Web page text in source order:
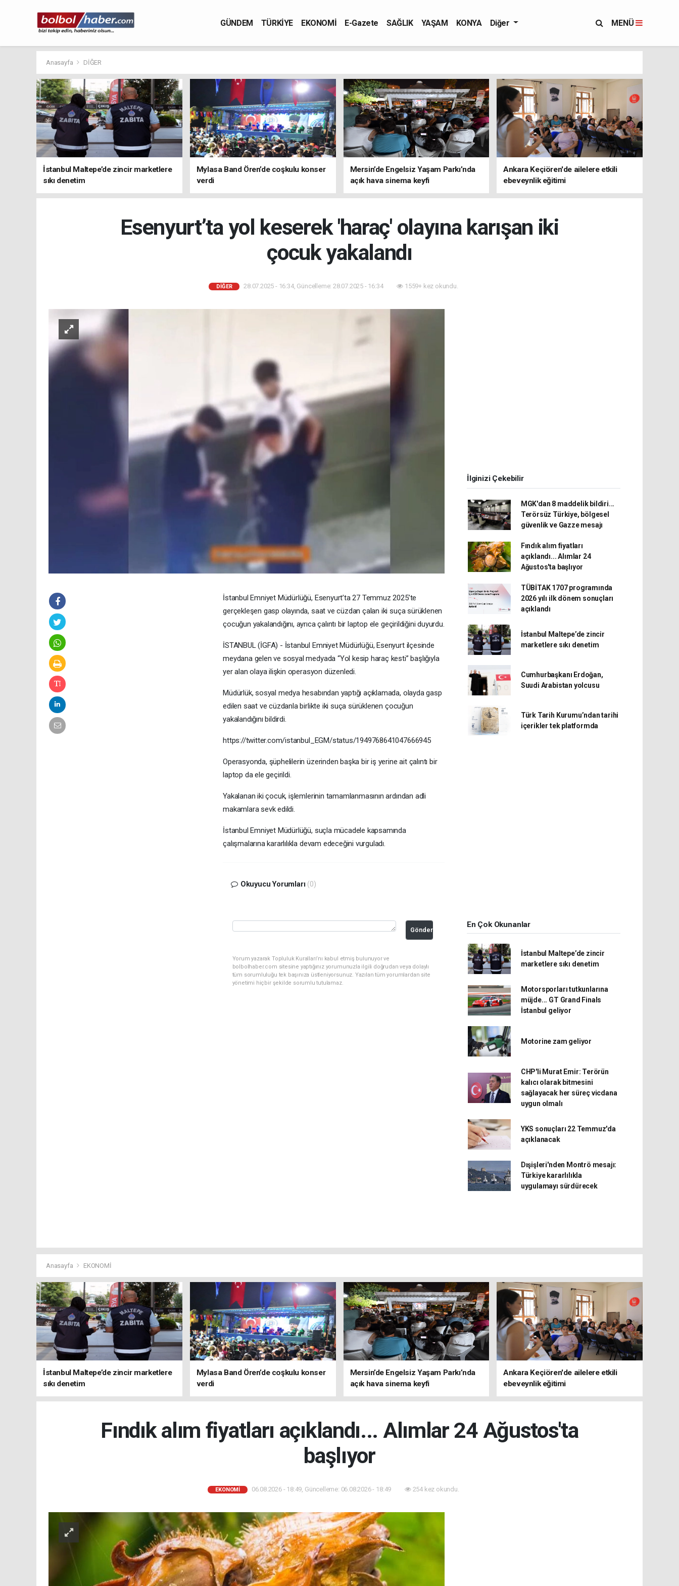
GÜNDEM TÜRKİYE EKONOMİ E-Gazete SAĞLIK YAŞAM KONYA Diğer MENÜ
Anasayfa DİĞER
İstanbul Maltepe’de zincir marketlere
sıkı denetim
Mylasa Band Ören’de coşkulu konser
verdi
Mersin’de Engelsiz Yaşam Parkı’nda
açık hava sinema keyfi
Ankara Keçiören'de ailelere etkili
ebeveynlik eğitimi
Esenyurt’ta yol keserek 'haraç' olayına karışan iki
çocuk yakalandı
DİĞER 28.07.2025 - 16:34, Güncelleme: 28.07.2025 - 16:34 1559+ kez okundu.
İstanbul Emniyet Müdürlüğü, Esenyurt’ta 27 Temmuz 2025’te
gerçekleşen gasp olayında, saat ve cüzdan çalan iki suça sürüklenen
çocuğun yakalandığını, ayrıca çalıntı bir laptop ele geçirildiğini duyurdu.
İSTANBUL (İGFA) - İstanbul Emniyet Müdürlüğü, Esenyurt ilçesinde
meydana gelen ve sosyal medyada “Yol kesip haraç kesti” başlığıyla
yer alan olaya ilişkin operasyon düzenledi.
Müdürlük, sosyal medya hesabından yaptığı açıklamada, olayda gasp
edilen saat ve cüzdanla birlikte iki suça sürüklenen çocuğun
yakalandığını bildirdi.
https://twitter.com/istanbul_EGM/status/1949768641047666945
Operasyonda, şüphelilerin üzerinden başka bir iş yerine ait çalıntı bir
laptop da ele geçirildi.
Yakalanan iki çocuk, işlemlerinin tamamlanmasının ardından adli
makamlara sevk edildi.
İstanbul Emniyet Müdürlüğü, suçla mücadele kapsamında
çalışmalarına kararlılıkla devam edeceğini vurguladı.
Okuyucu Yorumları (0)
Gönder
Yorum yazarak Topluluk Kuralları’nı kabul etmiş bulunuyor ve
bolbolhaber.com sitesine yaptığınız yorumunuzla ilgili doğrudan veya dolaylı
tüm sorumluluğu tek başınıza üstleniyorsunuz. Yazılan tüm yorumlardan site
yönetimi hiçbir şekilde sorumlu tutulamaz.
İlginizi Çekebilir
MGK'dan 8 maddelik bildiri...
Terörsüz Türkiye, bölgesel
güvenlik ve Gazze mesajı
Fındık alım fiyatları
açıklandı... Alımlar 24
Ağustos'ta başlıyor
TÜBİTAK 1707 programında
2026 yılı ilk dönem sonuçları
açıklandı
İstanbul Maltepe’de zincir
marketlere sıkı denetim
Cumhurbaşkanı Erdoğan,
Suudi Arabistan yolcusu
Türk Tarih Kurumu’ndan tarihi
içerikler tek platformda
En Çok Okunanlar
İstanbul Maltepe’de zincir
marketlere sıkı denetim
Motorsporları tutkunlarına
müjde... GT Grand Finals
İstanbul geliyor
Motorine zam geliyor
CHP'li Murat Emir: Terörün
kalıcı olarak bitmesini
sağlayacak her süreç vicdana
uygun olmalı
YKS sonuçları 22 Temmuz'da
açıklanacak
Dışişleri'nden Montrö mesajı:
Türkiye kararlılıkla
uygulamayı sürdürecek
Anasayfa EKONOMİ
İstanbul Maltepe’de zincir marketlere
sıkı denetim
Mylasa Band Ören’de coşkulu konser
verdi
Mersin’de Engelsiz Yaşam Parkı’nda
açık hava sinema keyfi
Ankara Keçiören'de ailelere etkili
ebeveynlik eğitimi
Fındık alım fiyatları açıklandı... Alımlar 24 Ağustos'ta
başlıyor
EKONOMİ 06.08.2026 - 18:49, Güncelleme: 06.08.2026 - 18:49 254 kez okundu.